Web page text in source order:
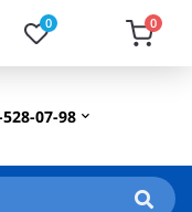
0 0
07-98